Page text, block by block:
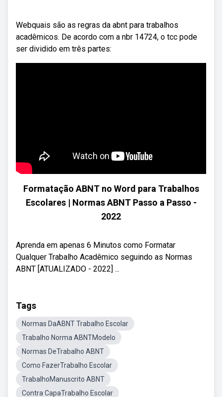
Webquais são as regras da abnt para trabalhos
acadêmicos. De acordo com a nbr 14724, o tcc pode
ser dividido em três partes:
Formatação ABNT no Word para Trabalhos
Escolares | Normas ABNT Passo a Passo -
2022
Aprenda em apenas 6 Minutos como Formatar
Qualquer Trabalho Acadêmico seguindo as Normas
ABNT [ATUALIZADO - 2022] ...
Tags
Normas DaABNT Trabalho Escolar
Trabalho Norma ABNTModelo
Normas DeTrabalho ABNT
Como FazerTrabalho Escolar
TrabalhoManuscrito ABNT
Contra CapaTrabalho Escolar